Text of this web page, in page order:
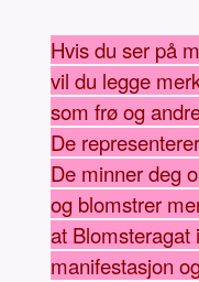
Hvis du ser på
vil du legge
som frø og
De
De minner deg
og blomstrer
at Blomsteragat
manifestasjon